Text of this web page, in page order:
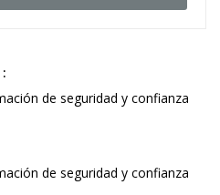
de seguridad y confianza
de seguridad y confianza